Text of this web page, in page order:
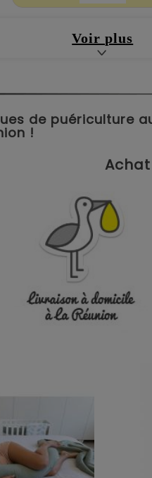
Voir plus
de puériculture
!